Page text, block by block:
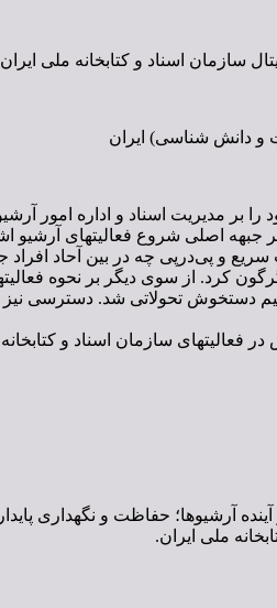
سازمان اسناد و کتابخانه ملی
و دانش شناسی) ایران
بر مدیریت اسناد و اداره امور
اصلی شروع فعالیتهای آرشیو
و پی‌درپی چه در بین آحاد افراد
کرد. از سوی دیگر بر نحوه
دستخوش تحولاتی شد. دسترسی
سازمان اسناد و
آرشیوها؛ حفاظت و نگهداری
ملی ایران.